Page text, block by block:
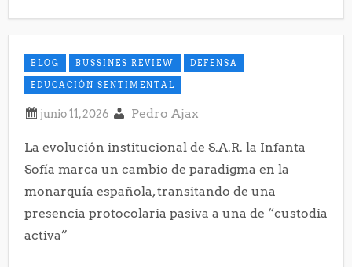
BLOG BUSSINES REVIEW DEFENSA
EDUCACIÓN SENTIMENTAL
Pedro Ajax
La evolución institucional de S.A.R. la Infanta
Sofía marca un cambio de paradigma en la
monarquía española, transitando de una
presencia protocolaria pasiva a una de “custodia
activa”